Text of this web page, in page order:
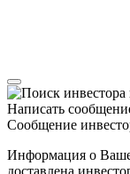
Написать
Сообщение
Информация о
доставлена